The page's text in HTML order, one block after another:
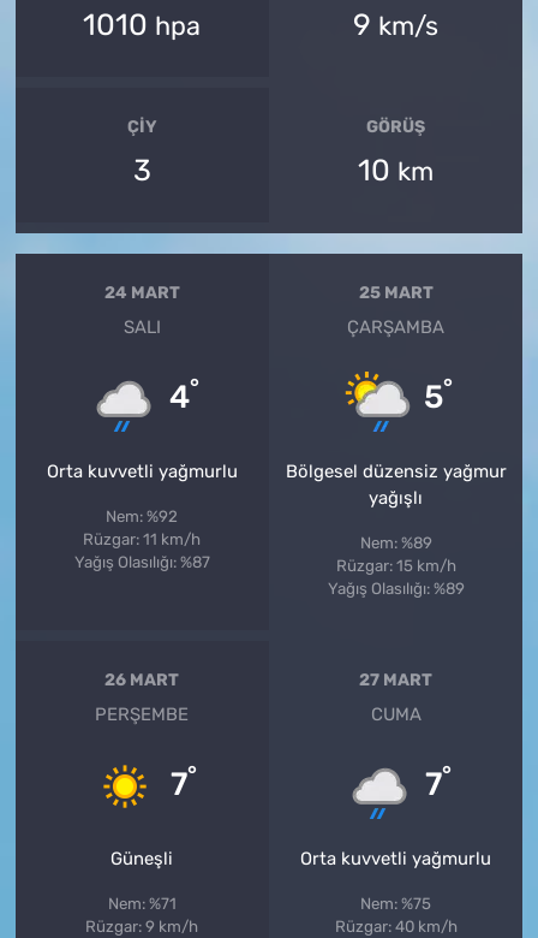
1010 hpa 9 km/s
ÇIY
3
GÖRÜŞ
10 km
24 MART
SALI
4°
Orta kuvvetli yağmurlu
Nem: %92
Rüzgar: 11 km/h
Yağış Olasılığı: %87
25 MART
ÇARŞAMBA
5°
Bölgesel düzensiz yağmur
yağışlı
Nem: %89
Rüzgar: 15 km/h
Yağış Olasılığı: %89
26 MART
PERŞEMBE
7°
Güneşli
Nem: %71
Rüzgar: 9 km/h
27 MART
CUMA
7°
Orta kuvvetli yağmurlu
Nem: %75
Rüzgar: 40 km/h